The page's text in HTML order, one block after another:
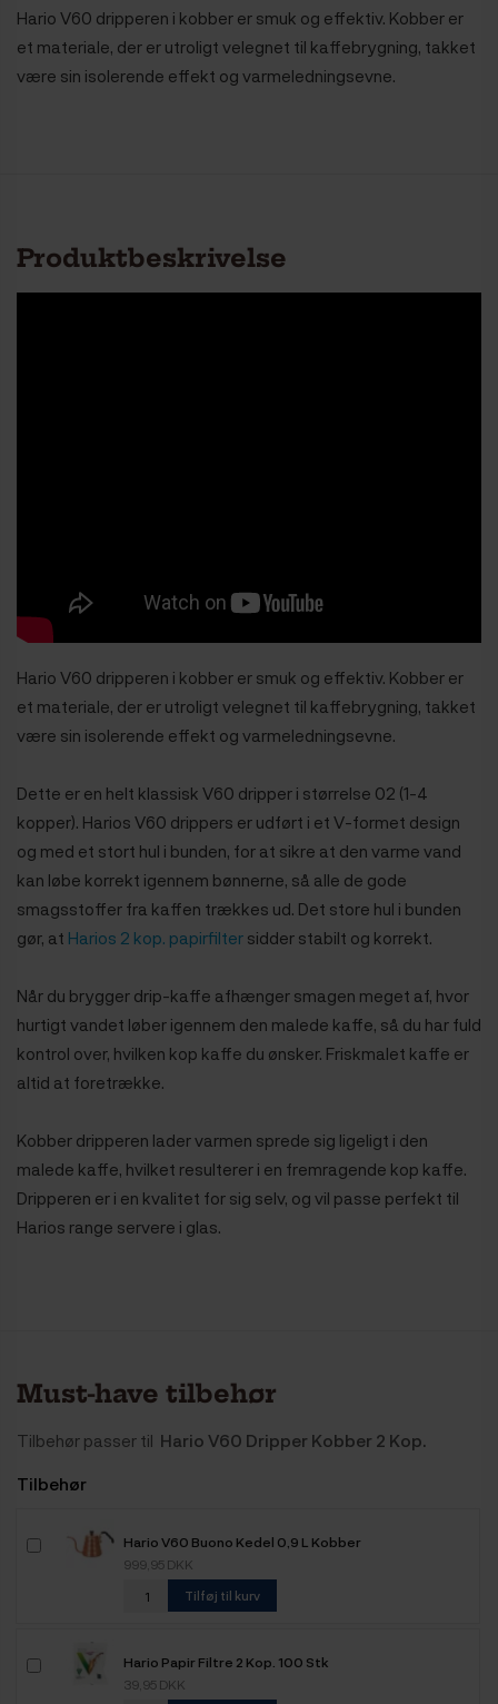
Hario V60 dripperen i kobber er smuk og effektiv. Kobber er
et materiale, der er utroligt velegnet til kaffebrygning, takket
være sin isolerende effekt og varmeledningsevne.
Produktbeskrivelse
Hario V60 dripperen i kobber er smuk og effektiv. Kobber er
et materiale, der er utroligt velegnet til kaffebrygning, takket
være sin isolerende effekt og varmeledningsevne.
Dette er en helt klassisk V60 dripper i størrelse 02 (1-4
kopper). Harios V60 drippers er udført i et V-formet design
og med et stort hul i bunden, for at sikre at den varme vand
kan løbe korrekt igennem bønnerne, så alle de gode
smagsstoffer fra kaffen trækkes ud. Det store hul i bunden
gør, at Harios 2 kop. papirfilter sidder stabilt og korrekt.
Når du brygger drip-kaffe afhænger smagen meget af, hvor
hurtigt vandet løber igennem den malede kaffe, så du har fuld
kontrol over, hvilken kop kaffe du ønsker. Friskmalet kaffe er
altid at foretrække.
Kobber dripperen lader varmen sprede sig ligeligt i den
malede kaffe, hvilket resulterer i en fremragende kop kaffe.
Dripperen er i en kvalitet for sig selv, og vil passe perfekt til
Harios range servere i glas.
Must-have tilbehør
Tilbehør passer til Hario V60 Dripper Kobber 2 Kop.
Tilbehør
Hario V60 Buono Kedel 0,9 L Kobber
999,95 DKK
Tilføj til kurv
Hario Papir Filtre 2 Kop. 100 Stk
39,95 DKK